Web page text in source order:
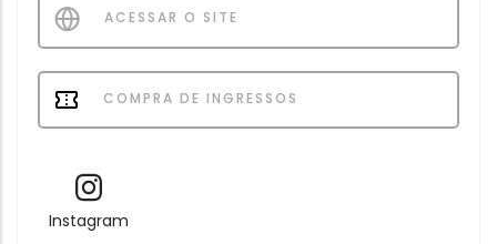
ACESSAR O SITE
COMPRA DE INGRESSOS
Instagram